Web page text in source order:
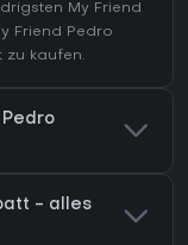
My Friend
Friend Pedro
zu kaufen.
- alles